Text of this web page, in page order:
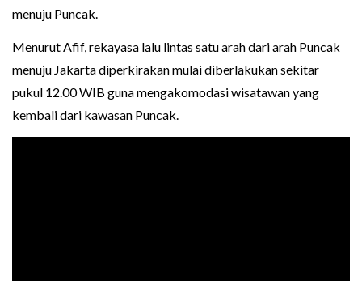
menuju Puncak.
Menurut Afif, rekayasa lalu lintas satu arah dari arah Puncak
menuju Jakarta diperkirakan mulai diberlakukan sekitar
pukul 12.00 WIB guna mengakomodasi wisatawan yang
kembali dari kawasan Puncak.